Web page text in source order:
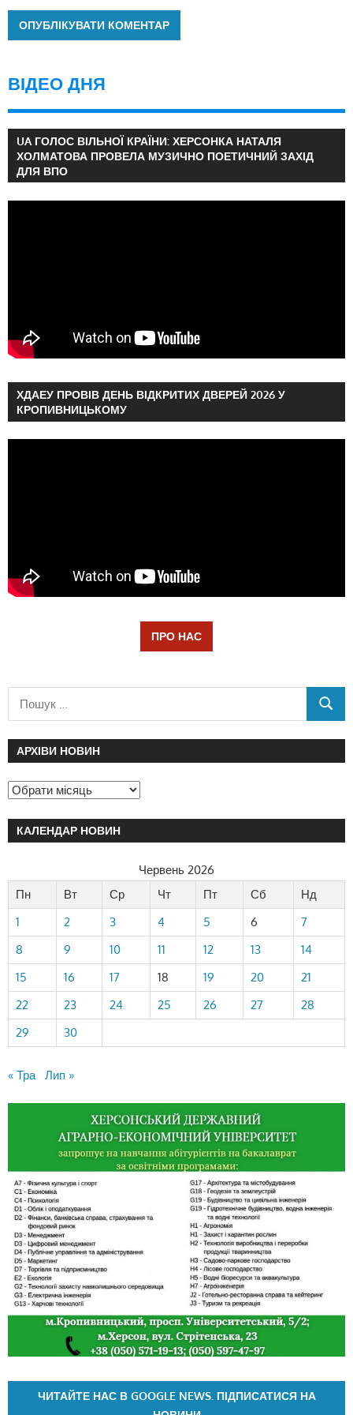
ВІДЕО ДНЯ
UA ГОЛОС ВІЛЬНОЇ КРАЇНИ: ХЕРСОНКА НАТАЛЯ
ХОЛМАТОВА ПРОВЕЛА МУЗИЧНО ПОЕТИЧНИЙ ЗАХІД
ДЛЯ ВПО
ХДАЕУ ПРОВІВ ДЕНЬ ВІДКРИТИХ ДВЕРЕЙ 2026 У
КРОПИВНИЦЬКОМУ
ПРО НАС
АРХІВИ НОВИН
КАЛЕНДАР НОВИН
Червень 2026
Пн
Вт Ср Чт Пт Сб
Нд
1
2 3 4 5 6
7
8
9 10 11 12 13
14
15
16 17 18 19 20
21
22
23 24 25 26 27
28
29
30
« Тра Лип »
ЧИТАЙТЕ НАС В GOOGLE NEWS. ПІДПИСАТИСЯ НА